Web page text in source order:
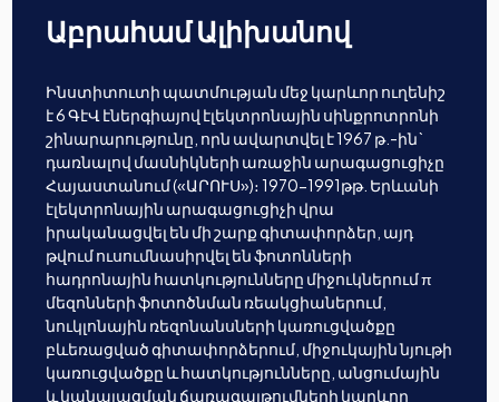
Աբրահամ Ալիխանով
Ինստիտուտի պատմության մեջ կարևոր ուղենիշ
է 6 ԳէՎ էներգիայով էլեկտրոնային սինքրոտրոնի
շինարարությունը, որն ավարտվել է 1967 թ.-ին`
դառնալով մասնիկների առաջին արագացուցիչը
Հայաստանում («ԱՐՈՒՍ»)։ 1970-1991թթ. Երևանի
էլեկտրոնային արագացուցիչի վրա
իրականացվել են մի շարք գիտափորձեր, այդ
թվում ուսումնասիրվել են ֆոտոնների
հադրոնային հատկությունները միջուկներում π
մեզոնների ֆոտոծնման ռեակցիաներում,
նուկլոնային ռեզոնանսների կառուցվածքը
բևեռացված գիտափորձերում, միջուկային նյութի
կառուցվածքը և հատկությունները, անցումային
և կանալացման ճառագայթումների կարևոր